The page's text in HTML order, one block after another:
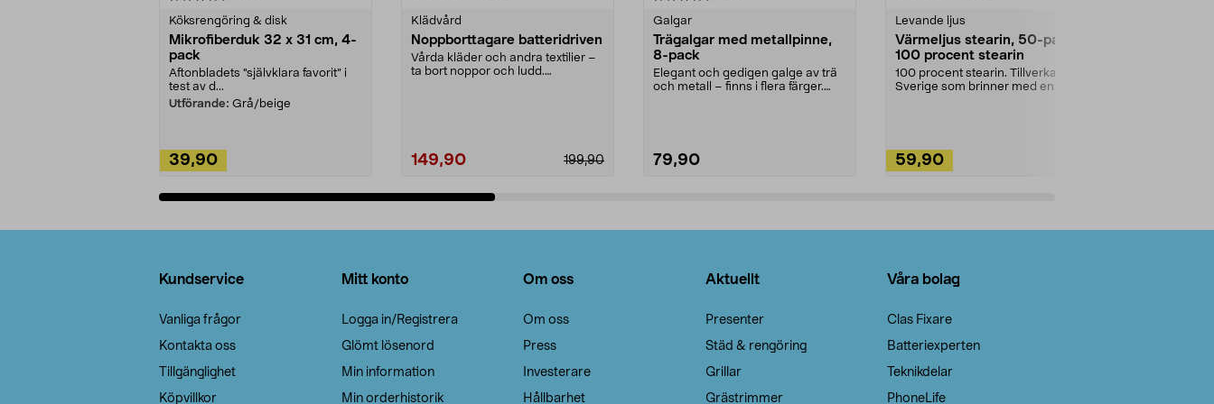
Köksrengöring & disk
Mikrofiberduk 32 x 31 cm, 4-
pack
Aftonbladets "självklara favorit” i
test av d...
Utförande: Grå/beige
39,90
Klädvård
Noppborttagare batteridriven
Vårda kläder och andra textilier –
ta bort noppor och ludd.
199,90
149,90
Galgar
Trägalgar med metallpinne,
8-pack
Elegant och gedigen galge av trä
och metall – finns i flera färger.
79,90
Levande ljus
Värmeljus stearin, 50-pack,
100 procent stearin
100 procent stearin. Tillverkade i
Sverige som brinner med en
59,90
Kundservice
Vanliga frågor
Kontakta oss
Tillgänglighet
Köpvillkor
Mitt konto
Logga in/Registrera
Glömt lösenord
Min information
Min orderhistorik
Om oss
Om oss
Press
Investerare
Hållbarhet
Aktuellt
Presenter
Städ & rengöring
Grillar
Grästrimmer
Våra bolag
Clas Fixare
Batteriexperten
Teknikdelar
PhoneLife